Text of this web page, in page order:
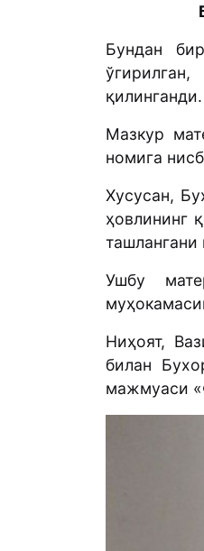
Бундан
қилинганди.
Мазкур
номига
Хусусан,
ҳовлининг
ташлангани
Ушбу
Ниҳоят,
билан
мажмуаси